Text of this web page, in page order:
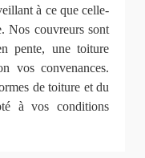
à ce que celle-
Nos couvreurs sont
pente, une toiture
vos convenances.
de toiture et du
à vos conditions